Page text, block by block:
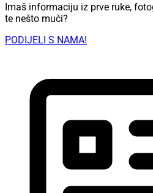
Imaš informaciju iz prve ruke,
te nešto muči?
PODIJELI S NAMA!